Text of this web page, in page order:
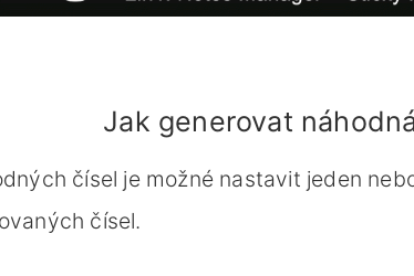
Jak generovat
čísel je možné nastavit jeden
čísel.